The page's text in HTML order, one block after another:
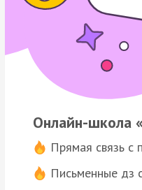
Онлайн-школа
Прямая связь с
Письменные дз